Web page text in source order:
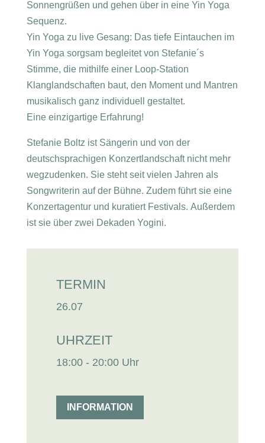
Sonnengrüßen und gehen über in eine Yin Yoga
Sequenz.
Yin Yoga zu live Gesang: Das tiefe Eintauchen im
Yin Yoga sorgsam begleitet von Stefanie´s
Stimme, die mithilfe einer Loop-Station
Klanglandschaften baut, den Moment und Mantren
musikalisch ganz individuell gestaltet.
Eine einzigartige Erfahrung!
Stefanie Boltz ist Sängerin und von der
deutschsprachigen Konzertlandschaft nicht mehr
wegzudenken. Sie steht seit vielen Jahren als
Songwriterin auf der Bühne. Zudem führt sie eine
Konzertagentur und kuratiert Festivals. Außerdem
ist sie über zwei Dekaden Yogini.
TERMIN
26.07
UHRZEIT
18:00 - 20:00 Uhr
INFORMATION